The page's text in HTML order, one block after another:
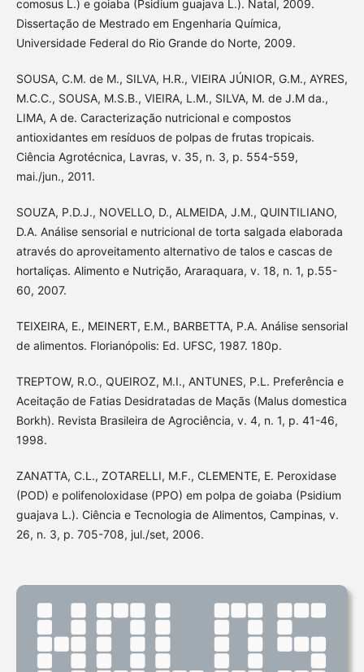
comosus L.) e goiaba (Psidium guajava L.). Natal, 2009.
Dissertação de Mestrado em Engenharia Química,
Universidade Federal do Rio Grande do Norte, 2009.
SOUSA, C.M. de M., SILVA, H.R., VIEIRA JÚNIOR, G.M., AYRES,
M.C.C., SOUSA, M.S.B., VIEIRA, L.M., SILVA, M. de J.M da.,
LIMA, A de. Caracterização nutricional e compostos
antioxidantes em resíduos de polpas de frutas tropicais.
Ciência Agrotécnica, Lavras, v. 35, n. 3, p. 554-559,
mai./jun., 2011.
SOUZA, P.D.J., NOVELLO, D., ALMEIDA, J.M., QUINTILIANO,
D.A. Análise sensorial e nutricional de torta salgada elaborada
através do aproveitamento alternativo de talos e cascas de
hortaliças. Alimento e Nutrição, Araraquara, v. 18, n. 1, p.55-
60, 2007.
TEIXEIRA, E., MEINERT, E.M., BARBETTA, P.A. Análise sensorial
de alimentos. Florianópolis: Ed. UFSC, 1987. 180p.
TREPTOW, R.O., QUEIROZ, M.I., ANTUNES, P.L. Preferência e
Aceitação de Fatias Desidratadas de Maçãs (Malus domestica
Borkh). Revista Brasileira de Agrociência, v. 4, n. 1, p. 41-46,
1998.
ZANATTA, C.L., ZOTARELLI, M.F., CLEMENTE, E. Peroxidase
(POD) e polifenoloxidase (PPO) em polpa de goiaba (Psidium
guajava L.). Ciência e Tecnologia de Alimentos, Campinas, v.
26, n. 3, p. 705-708, jul./set, 2006.